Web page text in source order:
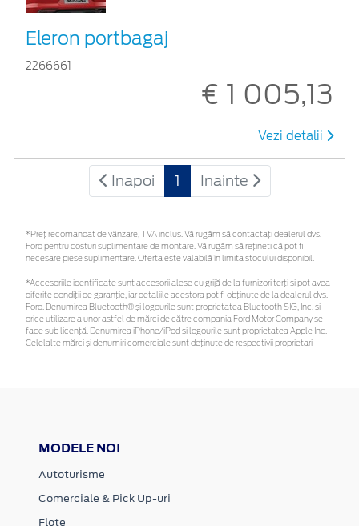
Eleron portbagaj
2266661
€ 1 005,13
Vezi detalii
Inapoi 1 Inainte
*Preţ recomandat de vânzare, TVA inclus. Vă rugăm să contactaţi dealerul dvs.
Ford pentru costuri suplimentare de montare. Vă rugăm să rețineți că pot fi
necesare piese suplimentare. Oferta este valabilă în limita stocului disponibil.
*Accesoriile identificate sunt accesorii alese cu grijă de la furnizori terți și pot avea
diferite condiții de garanție, iar detaliile acestora pot fi obținute de la dealerul dvs.
Ford. Denumirea Bluetooth® și logourile sunt proprietatea Bluetooth SIG, Inc. și
orice utilizare a unor astfel de mărci de către compania Ford Motor Company se
face sub licență. Denumirea iPhone/iPod și logourile sunt proprietatea Apple Inc.
Celelalte mărci și denumiri comerciale sunt deținute de respectivii proprietari
MODELE NOI
Autoturisme
Comerciale & Pick Up-uri
Flote